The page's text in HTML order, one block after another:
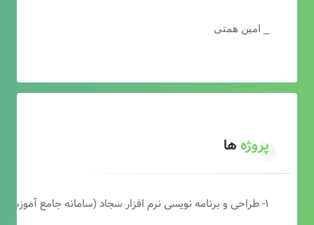
_ امین همتی
پروژهها
۱- طراحی و برنامه نویسی نرم افزار سجاد (سامانه جامع آموزشی دارالقرآن)